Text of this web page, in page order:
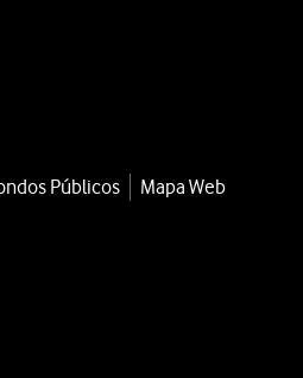
Públicos
Mapa Web